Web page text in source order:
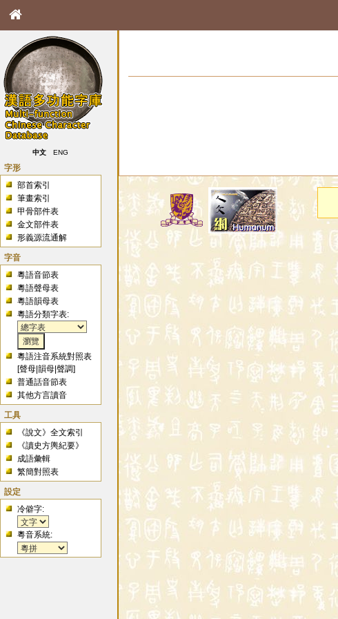
中文 ENG
字形
部首索引
筆畫索引
甲骨部件表
金文部件表
形義源流通解
字音
粵語音節表
粵語聲母表
粵語韻母表
粵語分類字表:
粵語注音系統對照表
[聲母 |韻母 |聲調]
普通話音節表
其他方言讀音
工具
《說文》全文索引
《讀史方輿紀要》
成語彙輯
繁簡對照表
設定
冷僻字:
粵音系統: